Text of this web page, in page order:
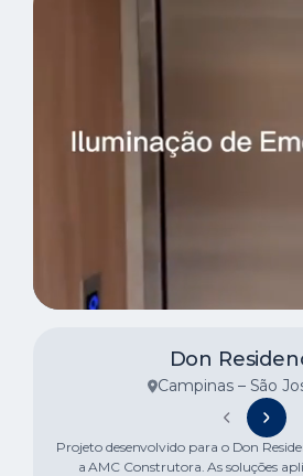
Don
Campinas – São
Projeto desenvolvido para o Don
a AMC Construtora. As soluções